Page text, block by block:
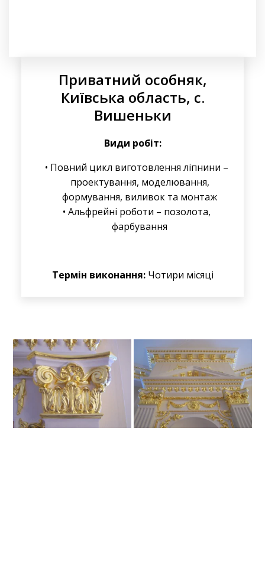
Приватний особняк,
Київська область, с.
Вишеньки
Види робіт:
Повний цикл виготовлення ліпнини –
проектування, моделювання,
формування, виливок та монтаж
Альфрейні роботи – позолота,
фарбування
Термін виконання:Чотири місяці